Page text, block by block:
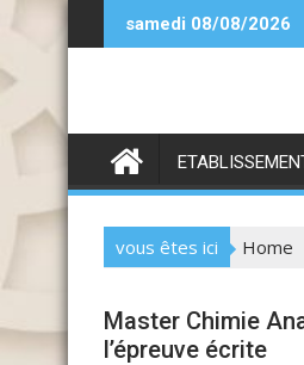
to
samedi 08/08/2026
SIIA 25-26
vous êtes ici Home
Master Chimie
l’épreuve écrite